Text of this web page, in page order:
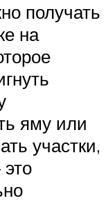
получать
на
яму или
участки,